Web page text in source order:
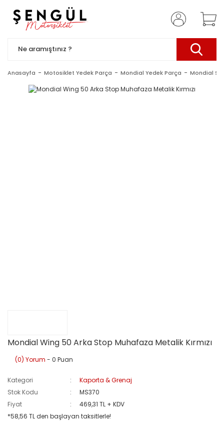
Anasayfa Motosiklet Yedek Parça Mondial Yedek Parça Mondial
Mondial Wing 50 Arka Stop Muhafaza Metalik Kırmızı
(0) Yorum - 0 Puan
Kategori
Kaporta & Grenaj
Stok Kodu
MS370
Fiyat
469,31 TL + KDV
*58,56 TL den başlayan taksitlerle!